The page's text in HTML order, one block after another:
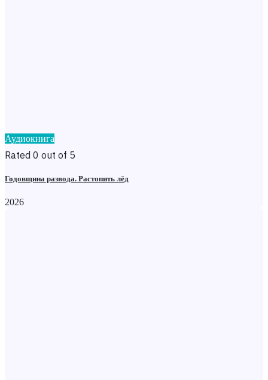
Аудиокнига
Rated 0 out of 5
Годовщина развода. Растопить лёд
2026